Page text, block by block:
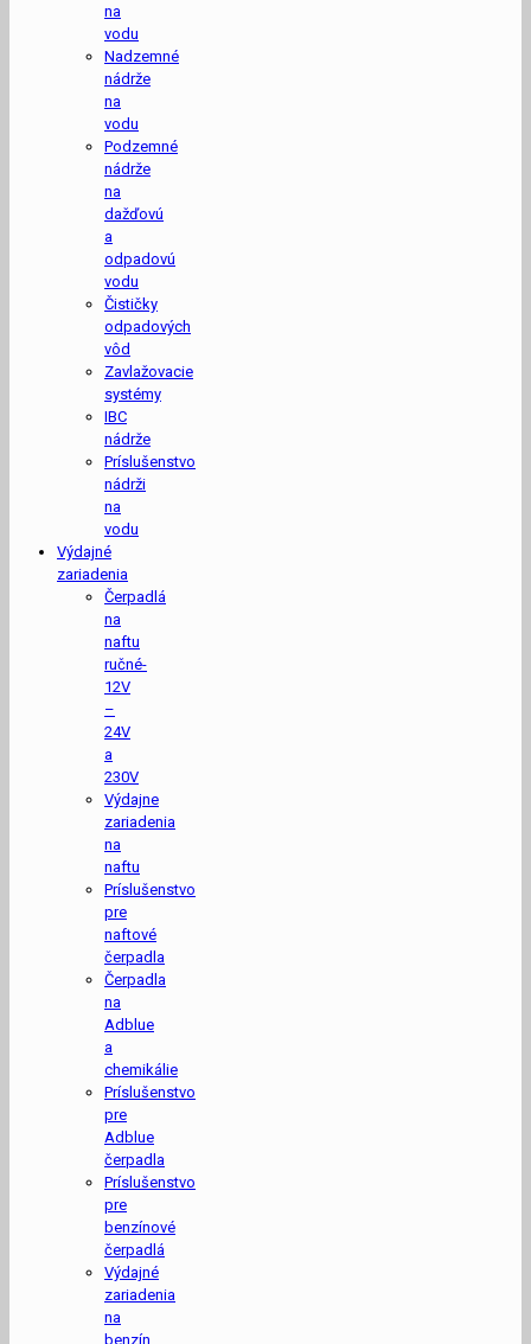
na
vodu
Nadzemné
nádrže
na
vodu
Podzemné
nádrže
na
dažďovú
a
odpadovú
vodu
Čističky
odpadových
vôd
Zavlažovacie
systémy
IBC
nádrže
Príslušenstvo
nádrži
na
vodu
Výdajné
zariadenia
Čerpadlá
na
naftu
ručné-
12V
–
24V
a
230V
Výdajne
zariadenia
na
naftu
Príslušenstvo
pre
naftové
čerpadla
Čerpadla
na
Adblue
a
chemikálie
Príslušenstvo
pre
Adblue
čerpadla
Príslušenstvo
pre
benzínové
čerpadlá
Výdajné
zariadenia
na
benzín